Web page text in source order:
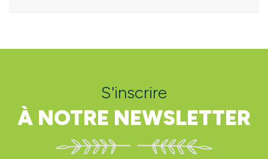
S'inscrire
À NOTRE NEWSLETTER